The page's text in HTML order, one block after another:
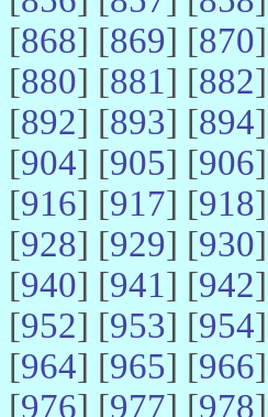
[868] [869] [870
[880] [881] [882
[892] [893] [894
[904] [905] [906
[916] [917] [918
[928] [929] [930
[940] [941] [942
[952] [953] [954
[964] [965] [966
[976] [977] [978